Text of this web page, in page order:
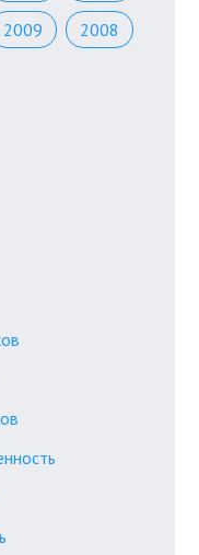
2009 2008